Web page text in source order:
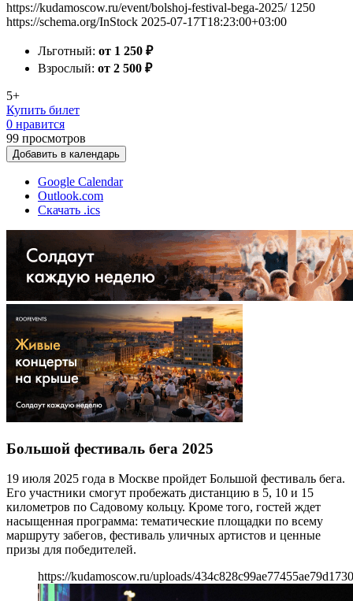
https://kudamoscow.ru/event/bolshoj-festival-bega-2025/ 1250
https://schema.org/InStock 2025-07-17T18:23:00+03:00
Льготный: от 1 250 ₽
Взрослый: от 2 500 ₽
5+
Купить билет
0 нравится
99 просмотров
Добавить в календарь
Google Calendar
Outlook.com
Скачать .ics
Большой фестиваль бега 2025
19 июля 2025 года в Москве пройдет Большой фестиваль бега.
Его участники смогут пробежать дистанцию в 5, 10 и 15
километров по Садовому кольцу. Кроме того, гостей ждет
насыщенная программа: тематические площадки по всему
маршруту забегов, фестиваль уличных артистов и ценные
призы для победителей.
https://kudamoscow.ru/uploads/